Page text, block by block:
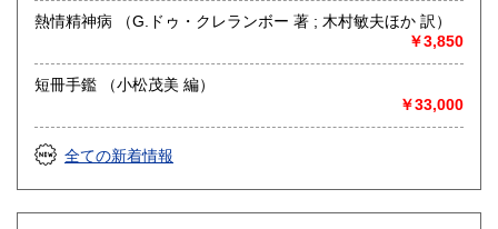
熱情精神病 （G.ドゥ・クレランボー 著 ; 木村敏夫ほか 訳）
￥3,850
短冊手鑑 （小松茂美 編）
￥33,000
全ての新着情報